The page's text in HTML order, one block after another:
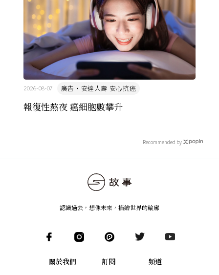
報復性熬夜 癌細胞數攀升
廣告・安達人壽 安心抗癌
2026-08-07
Recommended by
認識過去，想像未來 ， 描繪世界的輪廓
關於我們 訂閱 頻道